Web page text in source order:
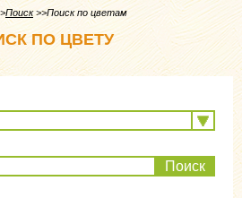
Поиск Поиск по цветам
ПО ЦВЕТУ
Поиск